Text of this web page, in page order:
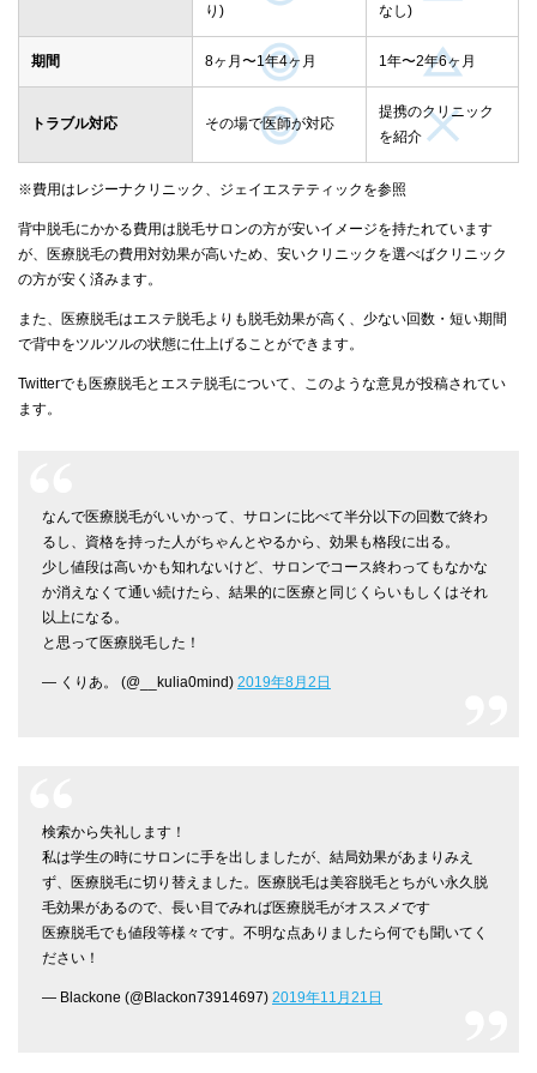
り)
なし)
期間 8ヶ月〜1年4ヶ月 1年〜2年6ヶ月
トラブル対応 その場で医師が対応
提携のクリニック
を紹介
※費用はレジーナクリニック、ジェイエステティックを参照
背中脱毛にかかる費用は脱毛サロンの方が安いイメージを持たれています
が、医療脱毛の費用対効果が高いため、安いクリニックを選べばクリニック
の方が安く済みます。
また、医療脱毛はエステ脱毛よりも脱毛効果が高く、少ない回数・短い期間
で背中をツルツルの状態に仕上げることができます。
Twitterでも医療脱毛とエステ脱毛について、このような意見が投稿されてい
ます。
なんで医療脱毛がいいかって、サロンに比べて半分以下の回数で終わ
るし、資格を持った人がちゃんとやるから、効果も格段に出る。
少し値段は高いかも知れないけど、サロンでコース終わってもなかな
か消えなくて通い続けたら、結果的に医療と同じくらいもしくはそれ
以上になる。
と思って医療脱毛した！
— くりあ。 (@__kulia0mind) 2019年8月2日
検索から失礼します！
私は学生の時にサロンに手を出しましたが、結局効果があまりみえ
ず、医療脱毛に切り替えました。医療脱毛は美容脱毛とちがい永久脱
毛効果があるので、長い目でみれば医療脱毛がオススメです
医療脱毛でも値段等様々です。不明な点ありましたら何でも聞いてく
ださい！
— Blackone (@Blackon73914697) 2019年11月21日